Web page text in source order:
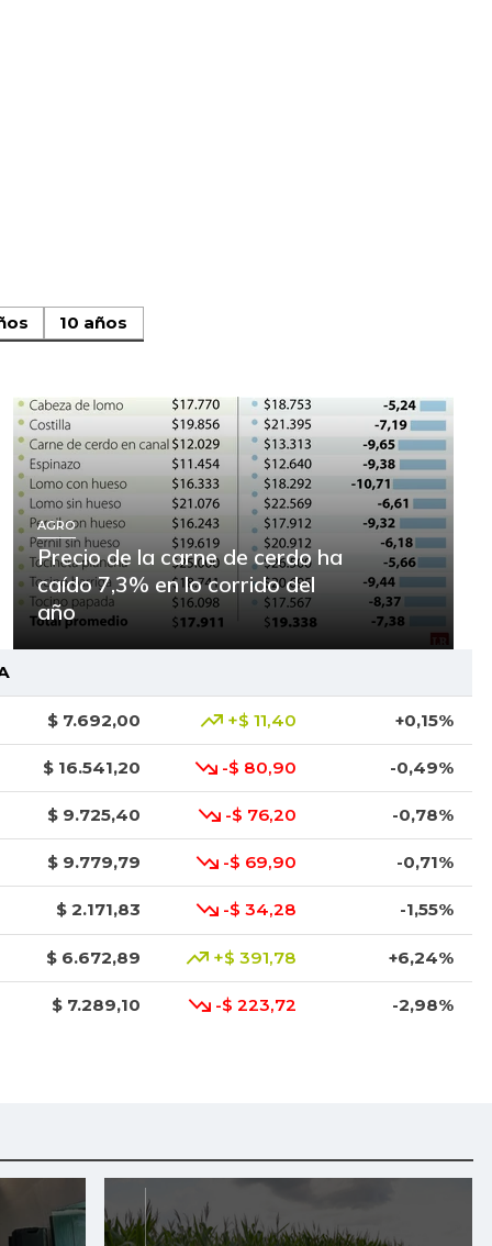
10 años
AGRO
Precio de la carne de cerdo ha
caído 7,3% en lo corrido del
año
$ 7.692,00 +$ 11,40 +0,15%
$ 16.541,20 -$ 80,90 -0,49%
$ 9.725,40 -$ 76,20 -0,78%
$ 9.779,79 -$ 69,90 -0,71%
$ 2.171,83 -$ 34,28 -1,55%
$ 6.672,89 +$ 391,78 +6,24%
$ 7.289,10 -$ 223,72 -2,98%